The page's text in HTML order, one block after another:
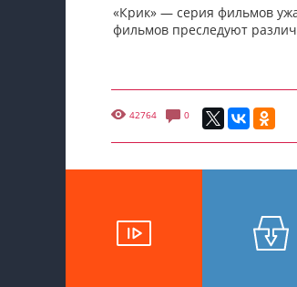
«Крик» — серия фильмов
фильмов преследуют
42764 0